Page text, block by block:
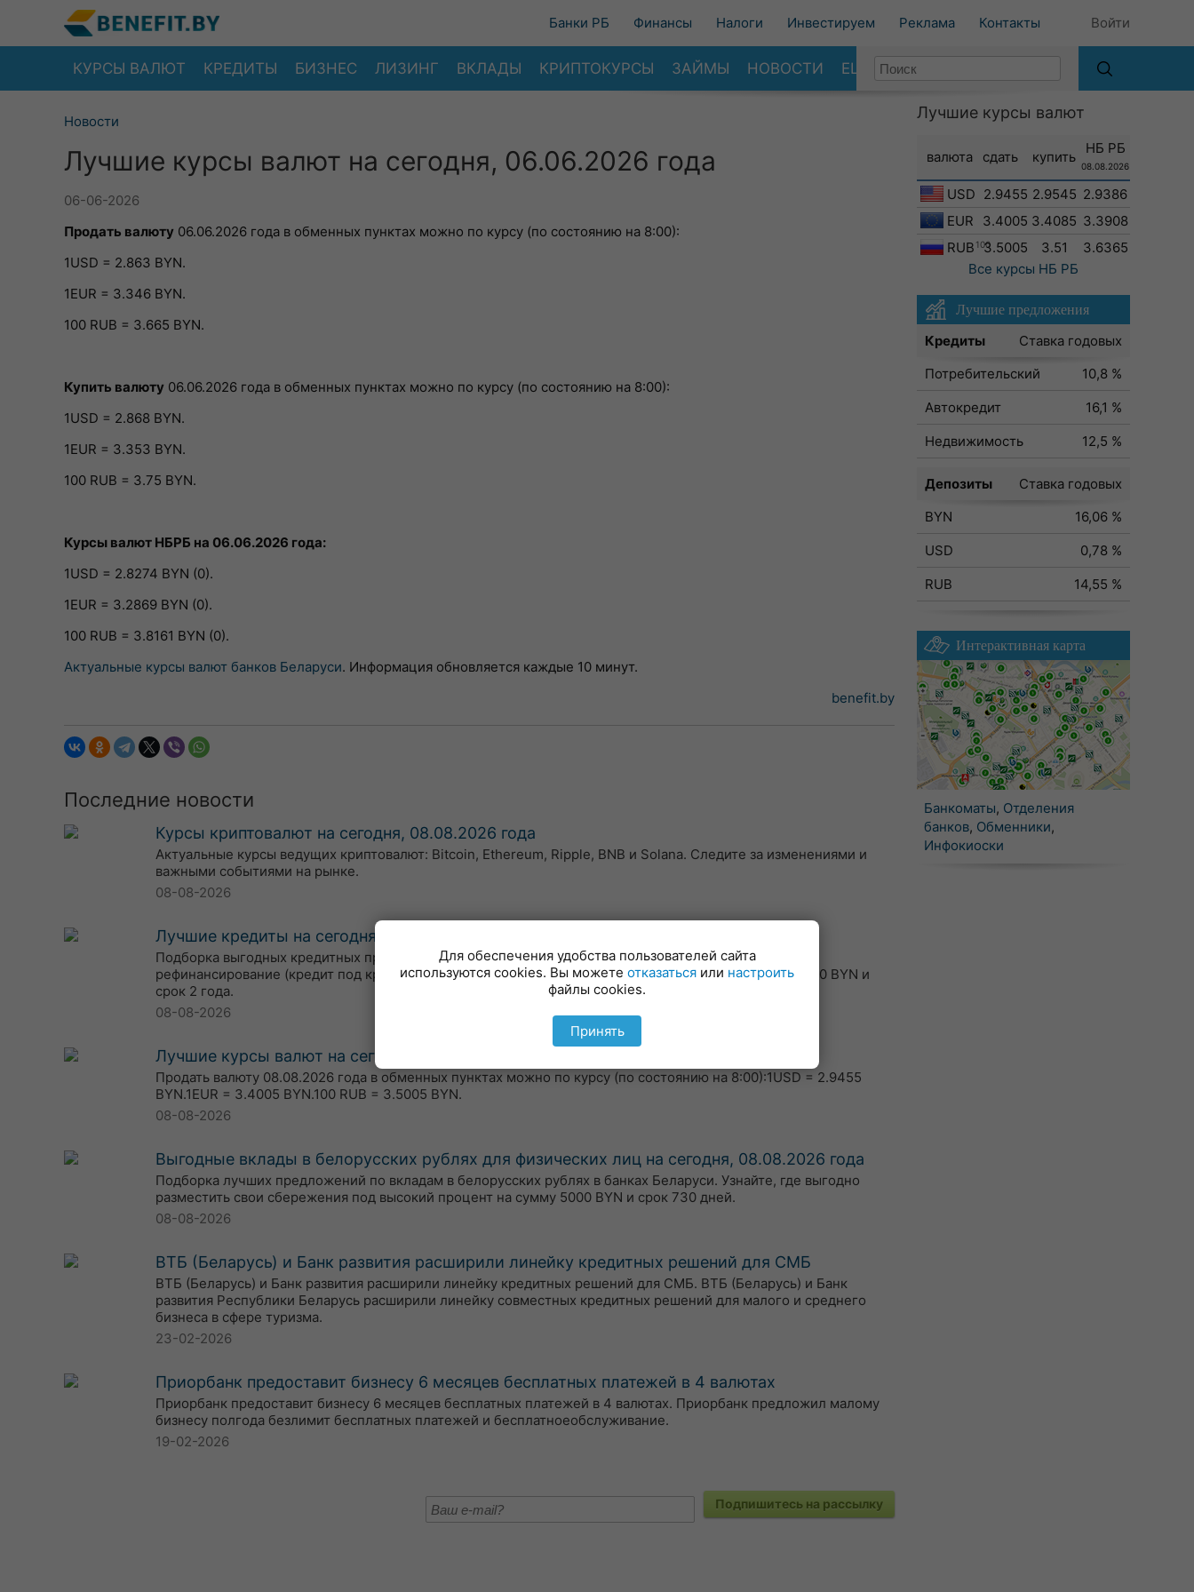
Банки РБ Финансы Налоги Инвестируем Реклама Контакты Войти
КУРСЫ ВАЛЮТ КРЕДИТЫ БИЗНЕС ЛИЗИНГ ВКЛАДЫ КРИПТОКУРСЫ ЗАЙМЫ НОВОСТИ ЕЩЕ
Новости
Лучшие курсы валют на сегодня, 06.06.2026 года
06-06-2026
Продать валюту 06.06.2026 года в обменных пунктах можно по курсу (по состоянию на 8:00):
1USD = 2.863 BYN.
1EUR = 3.346 BYN.
100 RUB = 3.665 BYN.
Купить валюту 06.06.2026 года в обменных пунктах можно по курсу (по состоянию на 8:00):
1USD = 2.868 BYN.
1EUR = 3.353 BYN.
100 RUB = 3.75 BYN.
Курсы валют НБРБ на 06.06.2026 года:
1USD = 2.8274 BYN (0).
1EUR = 3.2869 BYN (0).
100 RUB = 3.8161 BYN (0).
Актуальные курсы валют банков Беларуси. Информация обновляется каждые 10 минут.
benefit.by
Последние новости
Курсы криптовалют на сегодня, 08.08.2026 года
Актуальные курсы ведущих криптовалют: Bitcoin, Ethereum, Ripple, BNB и Solana. Следите за изменениями и
важными событиями на рынке.
08-08-2026
Лучшие кредиты на сегодня, 08.08.2026 года
Подборка выгодных кредитных предложений банков Беларуси. Узнайте, где можно взять кредит на
рефинансирование (кредит под кредит) с низкими процентами и на выгодных условиях на сумму 7000 BYN и
срок 2 года.
08-08-2026
Лучшие курсы валют на сегодня, 08.08.2026 года
Продать валюту 08.08.2026 года в обменных пунктах можно по курсу (по состоянию на 8:00):1USD = 2.9455
BYN.1EUR = 3.4005 BYN.100 RUB = 3.5005 BYN.
08-08-2026
Выгодные вклады в белорусских рублях для физических лиц на сегодня, 08.08.2026 года
Подборка лучших предложений по вкладам в белорусских рублях в банках Беларуси. Узнайте, где выгодно
разместить свои сбережения под высокий процент на сумму 5000 BYN и срок 730 дней.
08-08-2026
ВТБ (Беларусь) и Банк развития расширили линейку кредитных решений для СМБ
ВТБ (Беларусь) и Банк развития расширили линейку кредитных решений для СМБ. ВТБ (Беларусь) и Банк
развития Республики Беларусь расширили линейку совместных кредитных решений для малого и среднего
бизнеса в сфере туризма.
23-02-2026
Приорбанк предоставит бизнесу 6 месяцев бесплатных платежей в 4 валютах
Приорбанк предоставит бизнесу 6 месяцев бесплатных платежей в 4 валютах. Приорбанк предложил малому
бизнесу полгода безлимит бесплатных платежей и бесплатноеобслуживание.
19-02-2026
Подпишитесь на рассылку
Лучшие курсы валют
валюта сдать купить
НБ РБ
08.08.2026
USD 2.9455 2.9545 2.9386
EUR
3.4005 3.4085 3.3908
RUB 1003.5005 3.51
3.6365
Все курсы НБ РБ
Лучшие предложения
Кредиты
Ставка годовых
Потребительский
10,8 %
Автокредит
16,1 %
Недвижимость
12,5 %
Депозиты
Ставка годовых
BYN
16,06 %
USD
0,78 %
RUB
14,55 %
Интерактивная карта
Банкоматы, Отделения
банков, Обменники,
Инфокиоски
Для обеспечения удобства пользователей сайта
используются cookies. Вы можете отказаться или настроить
файлы cookies.
Принять